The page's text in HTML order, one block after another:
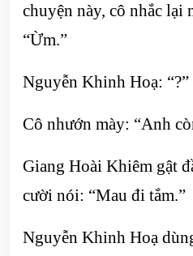
chuyện này, cô nhắc lại
“Ừm.”
Nguyễn Khinh Hoạ: “?”
Cô nhướn mày: “Anh
Giang Hoài Khiêm gật
cười nói: “Mau đi tắm.”
Nguyễn Khinh Hoạ